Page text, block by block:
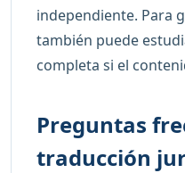
independiente. Para
también puede
completa si el
Preguntas
traducción